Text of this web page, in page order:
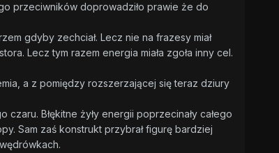
przeciwników doprowadziło prawie że do
gdyby zechciał. Lecz nie na frazesy miał
Lecz tym razem energia miała zgoła inny cel.
a z pomiędzy rozszerzającej się teraz dziury
Błękitne żyły energii poprzecinały całego
Sam zaś konstrukt przybrał figurę bardziej